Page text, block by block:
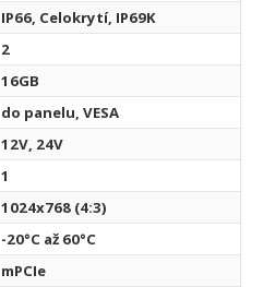
IP66, Celokrytí, IP69K
2
16GB
do panelu, VESA
12V, 24V
1
1024x768 (4:3)
-20°C až 60°C
mPCIe